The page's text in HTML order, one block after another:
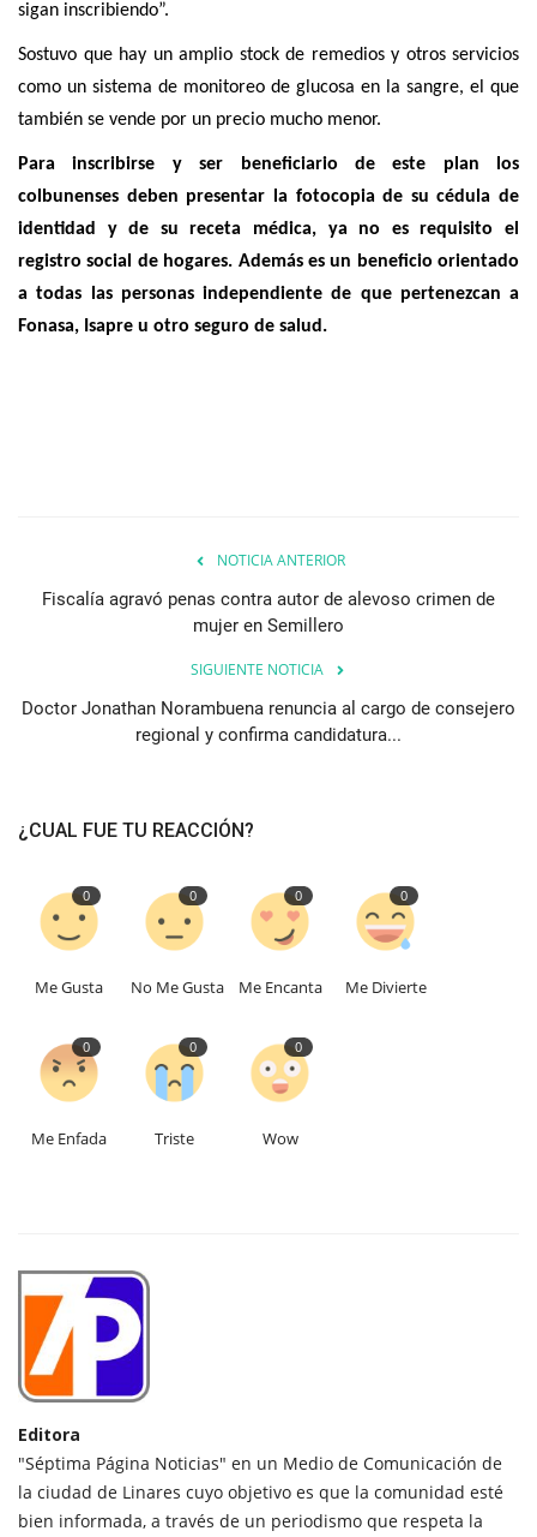
sigan inscribiendo”.
Sostuvo que hay un amplio stock de remedios y otros servicios
como un sistema de monitoreo de glucosa en la sangre, el que
también se vende por un precio mucho menor.
Para inscribirse y ser beneficiario de este plan los
colbunenses deben presentar la fotocopia de su cédula de
identidad y de su receta médica, ya no es requisito el
registro social de hogares. Además es un beneficio orientado
a todas las personas independiente de que pertenezcan a
Fonasa, Isapre u otro seguro de salud.
NOTICIA ANTERIOR
Fiscalía agravó penas contra autor de alevoso crimen de
mujer en Semillero
SIGUIENTE NOTICIA
Doctor Jonathan Norambuena renuncia al cargo de consejero
regional y confirma candidatura...
¿CUAL FUE TU REACCIÓN?
0
Me Gusta
0
No Me Gusta
0
Me Encanta
0
Me Divierte
0
Me Enfada
0
Triste
0
Wow
Editora
"Séptima Página Noticias" en un Medio de Comunicación de
la ciudad de Linares cuyo objetivo es que la comunidad esté
bien informada, a través de un periodismo que respeta la